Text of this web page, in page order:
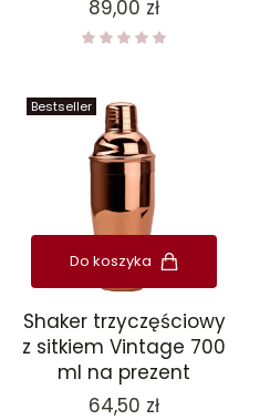
Cena
89,00 zł
Bestseller
Do koszyka
Shaker trzyczęściowy
z sitkiem Vintage 700
ml na prezent
Cena
64,50 zł